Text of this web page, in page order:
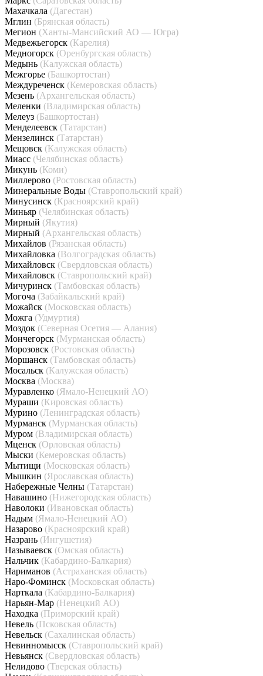
Махачкала (Дагестан)
Мглин (Брянская область)
Мегион (Ханты-Мансийский АО — Югра)
Медвежьегорск (Карелия)
Медногорск (Оренбургская область)
Медынь (Калужская область)
Межгорье (Башкортостан)
Междуреченск (Кемеровская область)
Мезень (Архангельская область)
Меленки (Владимирская область)
Мелеуз (Башкортостан)
Менделеевск (Татарстан)
Мензелинск (Татарстан)
Мещовск (Калужская область)
Миасс (Челябинская область)
Микунь (Коми)
Миллерово (Ростовская область)
Минеральные Воды (Ставропольский край)
Минусинск (Красноярский край)
Миньяр (Челябинская область)
Мирный (Якутия)
Мирный (Архангельская область)
Михайлов (Рязанская область)
Михайловка (Волгоградская область)
Михайловск (Свердловская область)
Михайловск (Ставропольский край)
Мичуринск (Тамбовская область)
Могоча (Забайкальский край)
Можайск (Московская область)
Можга (Удмуртия)
Моздок (Северная Осетия — Алания)
Мончегорск (Мурманская область)
Морозовск (Ростовская область)
Моршанск (Тамбовская область)
Мосальск (Калужская область)
Москва (Москва)
Муравленко (Ямало-Ненецкий АО)
Мураши (Кировская область)
Мурино (Ленинградская область)
Мурманск (Мурманская область)
Муром (Владимирская область)
Мценск (Орловская область)
Мыски (Кемеровская область)
Мытищи (Московская область)
Мышкин (Ярославская область)
Набережные Челны (Татарстан)
Навашино (Нижегородская область)
Наволоки (Ивановская область)
Надым (Ямало-Ненецкий АО)
Назарово (Красноярский край)
Назрань (Ингушетия)
Называевск (Омская область)
Нальчик (Кабардино-Балкария)
Нариманов (Астраханская область)
Наро-Фоминск (Московская область)
Нарткала (Кабардино-Балкария)
Нарьян-Мар (Ненецкий АО)
Находка (Приморский край)
Невель (Псковская область)
Невельск (Сахалинская область)
Невинномысск (Ставропольский край)
Невьянск (Свердловская область)
Нелидово (Тверская область)